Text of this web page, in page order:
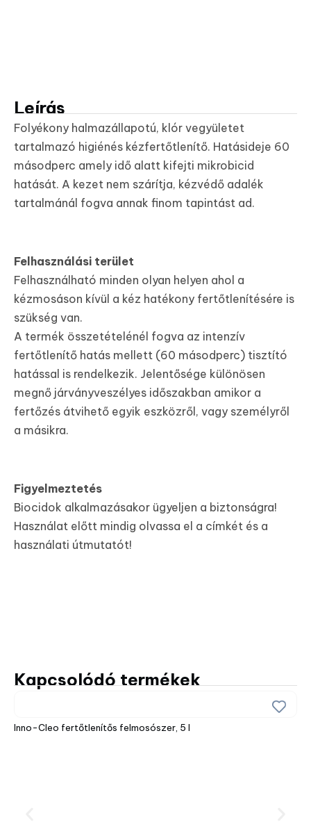
Leírás
Folyékony halmazállapotú, klór vegyületet
tartalmazó higiénés kézfertőtlenítő. Hatásideje 60
másodperc amely idő alatt kifejti mikrobicid
hatását. A kezet nem szárítja, kézvédő adalék
tartalmánál fogva annak finom tapintást ad.
Felhasználási terület
Felhasználható minden olyan helyen ahol a
kézmosáson kívül a kéz hatékony fertőtlenítésére is
szükség van.
A termék összetételénél fogva az intenzív
fertőtlenítő hatás mellett (60 másodperc) tisztító
hatással is rendelkezik. Jelentősége különösen
megnő járványveszélyes időszakban amikor a
fertőzés átvihető egyik eszközről, vagy személyről
a másikra.
Figyelmeztetés
Biocidok alkalmazásakor ügyeljen a biztonságra!
Használat előtt mindig olvassa el a címkét és a
használati útmutatót!
Kapcsolódó termékek
Inno-Cleo fertőtlenítős felmosószer, 5 l